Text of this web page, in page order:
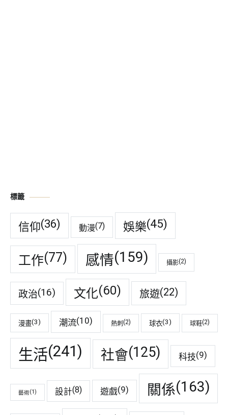
標籤
信仰(36) 動漫(7) 娛樂(45)
工作(77) 感情(159) 攝影(2)
政治(16) 文化(60) 旅遊(22)
漫畫(3) 潮流(10) 熱刺 (2) 球衣(3) 球鞋(2)
生活(241) 社會(125) 科技(9)
藝術(1) 設計(8) 遊戲(9) 關係(163)